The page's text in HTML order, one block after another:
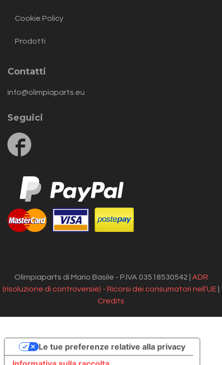
Cookie Policy
Prodotti
Contatti
info@olimpiaparts.eu
Seguici
us
Olimpiaparts di Mario Basile - P.IVA 03518530542 | ADR
(risoluzione di controversie) - Ricorsi dei consumatori nell’UE
Credits
Le tue preferenze relative alla privacy